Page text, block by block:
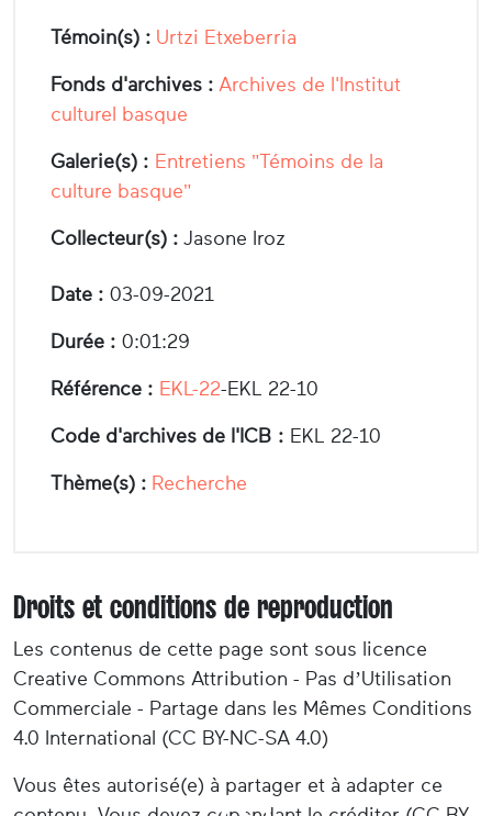
Témoin(s) : Urtzi Etxeberria
Fonds d'archives : Archives de l'Institut
culturel basque
Galerie(s) : Entretiens "Témoins de la
culture basque"
Collecteur(s) : Jasone Iroz
Date : 03-09-2021
Durée : 0:01:29
Référence : EKL-22-EKL 22-10
Code d'archives de l'ICB : EKL 22-10
Thème(s) : Recherche
Droits et conditions de reproduction
Les contenus de cette page sont sous licence
Creative Commons Attribution - Pas d’Utilisation
Commerciale - Partage dans les Mêmes Conditions
4.0 International (CC BY-NC-SA 4.0)
Vous êtes autorisé(e) à partager et à adapter ce